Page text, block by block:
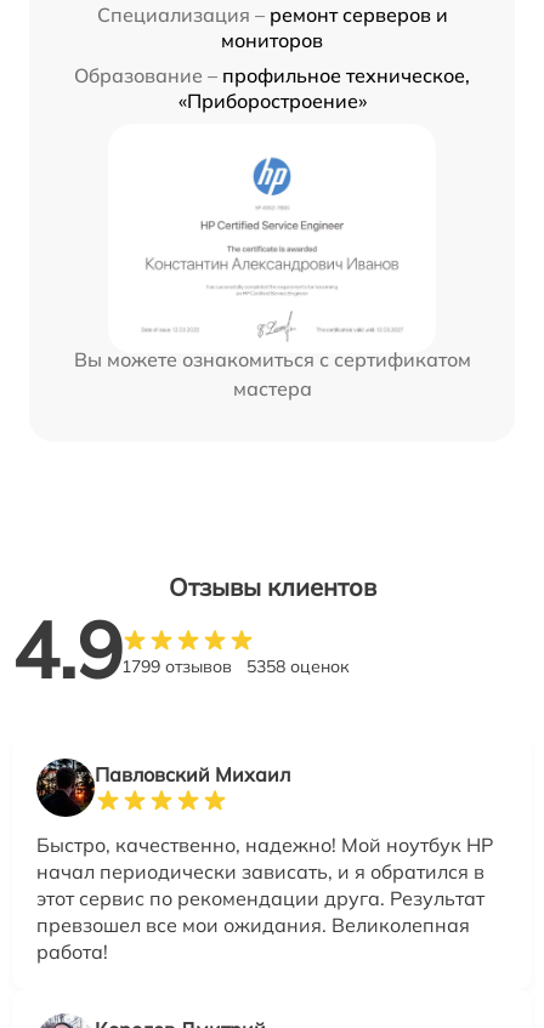
Специализация – ремонт серверов и
мониторов
Образование – профильное техническое,
«Приборостроение»
Вы можете ознакомиться с сертификатом
мастера
Отзывы клиентов
4.91799 отзывов 5358 оценок
Павловский Михаил
Быстро, качественно, надежно! Мой ноутбук HP
начал периодически зависать, и я обратился в
этот сервис по рекомендации друга. Результат
превзошел все мои ожидания. Великолепная
работа!